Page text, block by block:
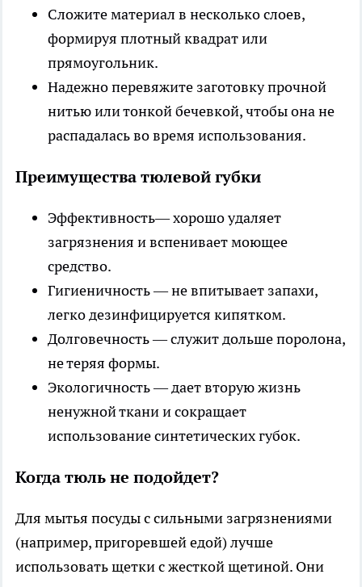
Сложите материал в несколько слоев,
формируя плотный квадрат или
прямоугольник.
Надежно перевяжите заготовку прочной
нитью или тонкой бечевкой, чтобы она не
распадалась во время использования.
Преимущества тюлевой губки
Эффективность— хорошо удаляет
загрязнения и вспенивает моющее
средство.
Гигиеничность — не впитывает запахи,
легко дезинфицируется кипятком.
Долговечность — служит дольше поролона,
не теряя формы.
Экологичность — дает вторую жизнь
ненужной ткани и сокращает
использование синтетических губок.
Когда тюль не подойдет?
Для мытья посуды с сильными загрязнениями
(например, пригоревшей едой) лучше
использовать щетки с жесткой щетиной. Они